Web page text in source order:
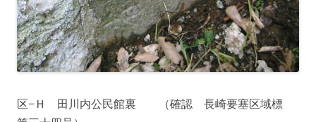
区−Ｈ 田川内公民館裏 （確認 長崎要塞区域標